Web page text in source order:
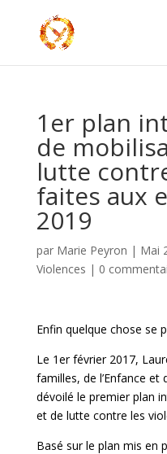
1er plan
de
lutte
faites aux
2019
par Marie Peyron | Mai
Violences | 0
Enfin quelque chose se
Le 1er février 2017,
familles, de l’Enfance
dévoilé le premier plan
et de lutte contre les
Basé sur le plan mis en